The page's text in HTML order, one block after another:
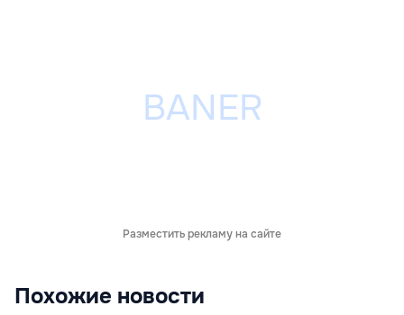
Разместить рекламу на сайте
Похожие новости